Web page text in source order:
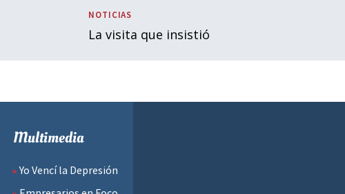
NOTICIAS
La visita que insistió
Multimedia
Yo Vencí la Depresión